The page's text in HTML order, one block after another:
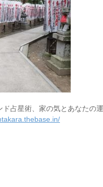
占星術、家の気とあなたの